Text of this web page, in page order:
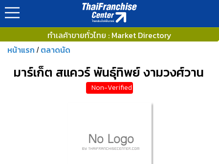
ทำเลค้าขายทั่วไทย : Market Directory
หน้าแรก / ตลาดนัด
มาร์เก็ต สแควร์ พันธุ์ทิพย์ งามวงศ์วาน
Non-Verified